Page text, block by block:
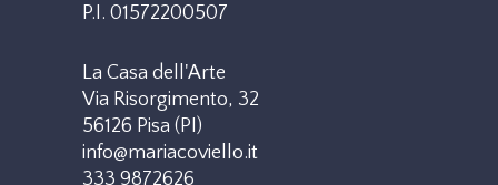
P.I. 01572200507
La Casa dell'Arte
Via Risorgimento, 32
56126 Pisa (PI)
info@mariacoviello.it
333 9872626